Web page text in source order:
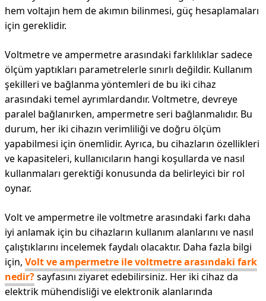
hem voltajın hem de akımın bilinmesi, güç hesaplamaları
için gereklidir.
Voltmetre ve ampermetre arasındaki farklılıklar sadece
ölçüm yaptıkları parametrelerle sınırlı değildir. Kullanım
şekilleri ve bağlanma yöntemleri de bu iki cihaz
arasındaki temel ayrımlardandır. Voltmetre, devreye
paralel bağlanırken, ampermetre seri bağlanmalıdır. Bu
durum, her iki cihazın verimliliği ve doğru ölçüm
yapabilmesi için önemlidir. Ayrıca, bu cihazların özellikleri
ve kapasiteleri, kullanıcıların hangi koşullarda ve nasıl
kullanmaları gerektiği konusunda da belirleyici bir rol
oynar.
Volt ve ampermetre ile voltmetre arasındaki farkı daha
iyi anlamak için bu cihazların kullanım alanlarını ve nasıl
çalıştıklarını incelemek faydalı olacaktır. Daha fazla bilgi
için, Volt ve ampermetre ile voltmetre arasındaki fark
nedir?sayfasını ziyaret edebilirsiniz. Her iki cihaz da
elektrik mühendisliği ve elektronik alanlarında